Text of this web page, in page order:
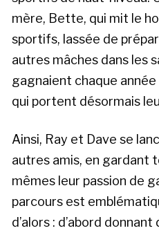
mère, Bette, qui mit le
sportifs, lassée de
autres mâches dans les
gagnaient chaque
qui portent désormais
Ainsi, Ray et Dave se
autres amis, en gardant
mêmes leur passion de
parcours est
d’alors : d’abord